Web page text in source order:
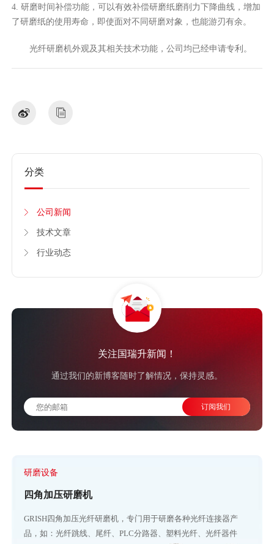
4. 研磨时间补偿功能，可以有效补偿研磨纸磨削力下降曲线，增加
了研磨纸的使用寿命，即使面对不同研磨对象，也能游刃有余。
光纤研磨机外观及其相关技术功能，公司均已经申请专利。
分类
公司新闻
技术文章
行业动态
关注国瑞升新闻！
通过我们的新博客随时了解情况，保持灵感。
研磨设备
四角加压研磨机
GRISH四角加压光纤研磨机，专门用于研磨各种光纤连接器产
品，如：光纤跳线、尾纤、PLC分路器、塑料光纤、光纤器件